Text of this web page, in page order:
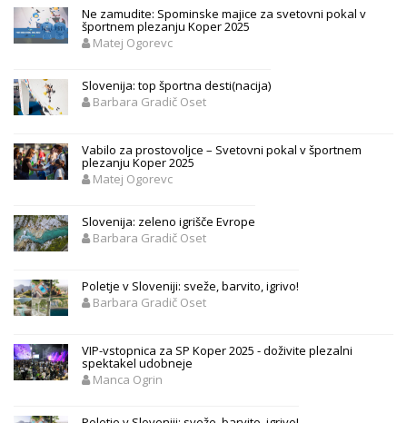
Ne zamudite: Spominske majice za svetovni pokal v
športnem plezanju Koper 2025
Matej Ogorevc
Slovenija: top športna desti(nacija)
Barbara Gradič Oset
Vabilo za prostovoljce – Svetovni pokal v športnem
plezanju Koper 2025
Matej Ogorevc
Slovenija: zeleno igrišče Evrope
Barbara Gradič Oset
Poletje v Sloveniji: sveže, barvito, igrivo!
Barbara Gradič Oset
VIP-vstopnica za SP Koper 2025 - doživite plezalni
spektakel udobneje
Manca Ogrin